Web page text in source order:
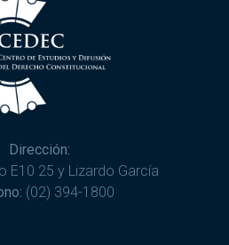
Dirección:
E10 25 y Lizardo García
(02) 394-1800